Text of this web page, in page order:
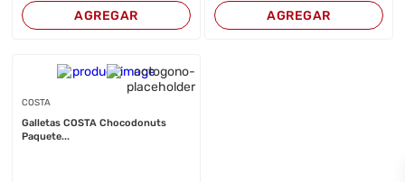
AGREGAR AGREGAR
COSTA
Galletas COSTA Chocodonuts
Paquete...